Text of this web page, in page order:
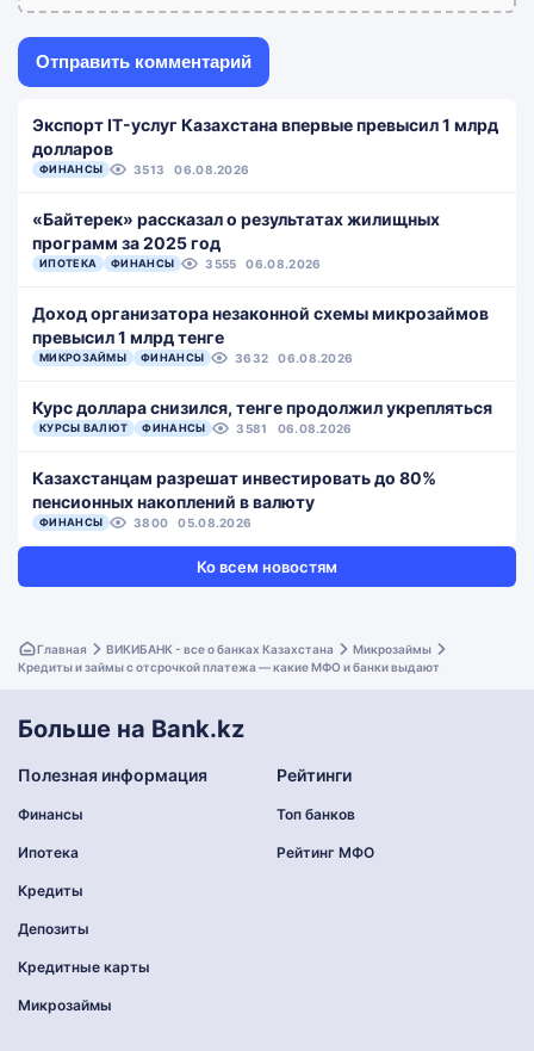
Экспорт IT-услуг Казахстана впервые превысил 1 млрд
долларов
ФИНАНСЫ 3513 06.08.2026
«Байтерек» рассказал о результатах жилищных
программ за 2025 год
ИПОТЕКА ФИНАНСЫ 3555 06.08.2026
Доход организатора незаконной схемы микрозаймов
превысил 1 млрд тенге
МИКРОЗАЙМЫ ФИНАНСЫ 3632 06.08.2026
Курс доллара снизился, тенге продолжил укрепляться
КУРСЫ ВАЛЮТ ФИНАНСЫ 3581 06.08.2026
Казахстанцам разрешат инвестировать до 80%
пенсионных накоплений в валюту
ФИНАНСЫ 3800 05.08.2026
Ко всем новостям
Главная ВИКИБАНК - все о банках Казахстана
Микрозаймы
Кредиты и займы с отсрочкой платежа — какие МФО и банки выдают
Больше на Bank.kz
Полезная информация
Финансы
Ипотека
Кредиты
Депозиты
Кредитные карты
Микрозаймы
Рейтинги
Топ банков
Рейтинг МФО